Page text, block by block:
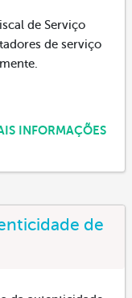
de Serviço
de serviço
INFORMAÇÕES
de